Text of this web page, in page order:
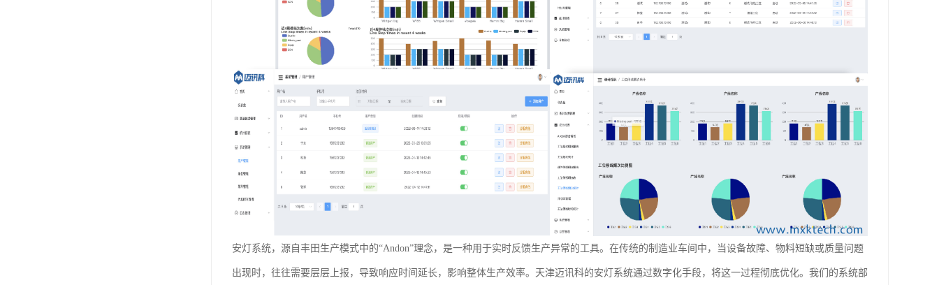
安灯系统，源自丰田生产模式中的“Andon”理念，是一种用于实时反馈生产异常的工具。在传统的制造业车间中，当设备故障、物料短缺或质量问题
出现时，往往需要层层上报，导致响应时间延长，影响整体生产效率。天津迈讯科的安灯系统通过数字化手段，将这一过程彻底优化。我们的系统部